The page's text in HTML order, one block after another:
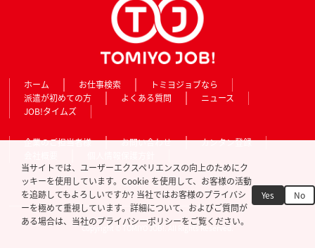
ホーム お仕事検索
トミヨジョブなら
派遣が初めての方
よくある質問
ニュース
JOB!タイムズ
企業のご担当者様 お問い合わせ
カンタン登録
Copyright © TOMIYO JOB!. All Rights Reserved.
当サイトでは、ユーザーエクスペリエンスの向上のためにク
ッキーを使用しています。Cookie を使用して、お客様の活動
を追跡してもよろしいですか? 当社ではお客様のプライバシ
ーを極めて重視しています。詳細について、およびご質問が
ある場合は、当社のプライバシーポリシーをご覧ください。
Yes No